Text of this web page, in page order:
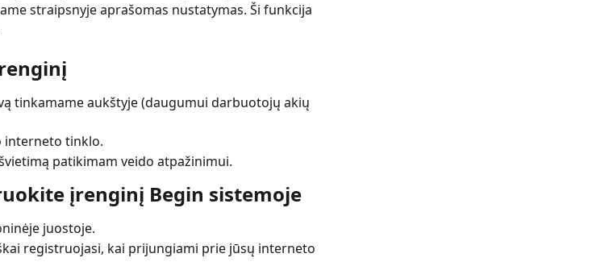
straipsnyje aprašomas nustatymas. Ši funkcija
tinkamame aukštyje (daugumui darbuotojų akių
interneto tinklo.
patikimam veido atpažinimui.
įrenginį Begin sistemoje
juostoje.
registruojasi, kai prijungiami prie jūsų interneto